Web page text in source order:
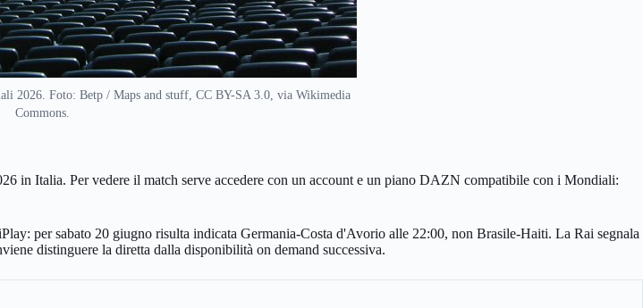
2026. Foto: Betp / Maps and stuff, CC BY-SA 3.0, via Wikimedia
Commons.
in Italia. Per vedere il match serve accedere con un account e un piano DAZN compatibile con i Mondiali:
per sabato 20 giugno risulta indicata Germania-Costa d'Avorio alle 22:00, non Brasile-Haiti. La Rai segnala
distinguere la diretta dalla disponibilità on demand successiva.